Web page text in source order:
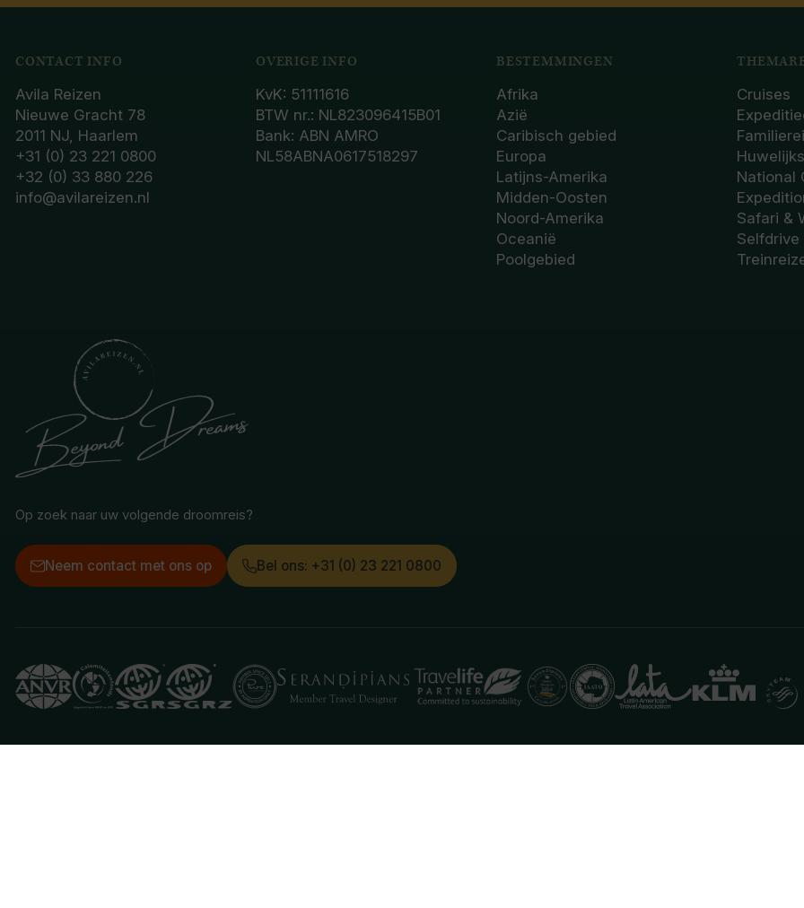
CONTACT INFO
Avila Reizen
Nieuwe Gracht 78
2011 NJ, Haarlem
+31 (0) 23 221 0800
+32 (0) 33 880 226
info@avilareizen.nl
OVERIGE INFO
KvK: 51111616
BTW nr.: NL823096415B01
Bank: ABN AMRO
NL58ABNA0617518297
BESTEMMINGEN
Afrika
Azië
Caribisch gebied
Europa
Latijns-Amerika
Midden-Oosten
Noord-Amerika
Oceanië
Poolgebied
Cruises
National
Safari &
Selfdrive
Op zoek naar uw volgende droomreis?
Neem contact met ons op Bel ons: +31 (0) 23 221 0800